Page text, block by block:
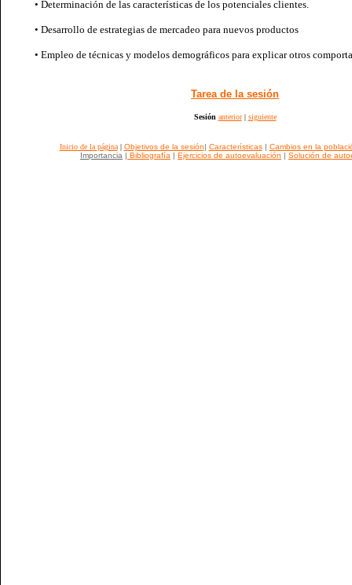
• Determinación de las características de los potenciales clientes.
• Desarrollo de estrategias de mercadeo para nuevos productos
• Empleo de técnicas y modelos demográficos para explicar otros
Tarea de la sesión
Sesión anterior| siguiente
Inicio de la página| Objetivos de la sesión| Características| Cambios en la
Importancia | Bibliografía | Ejercicios de autoevaluación | Solución de